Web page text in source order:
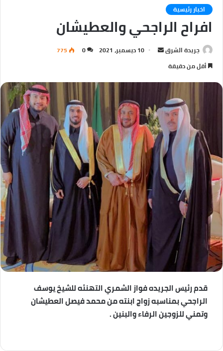
اخبار رئيسية
افراح الراجحي والعطيشان
جريدة الشرق
ل
ر
ي
د
ا
إ
ل
10 ديسمبر، 2021 0
775
أقل من دقيقة
قدم رئيس الجريده فواز الشمري التهنئه للشيخ يوسف
الراجحي بمناسبه زواج ابنته من محمد فيصل العطيشان
وتمني للزوجين الرفاء والبنين .